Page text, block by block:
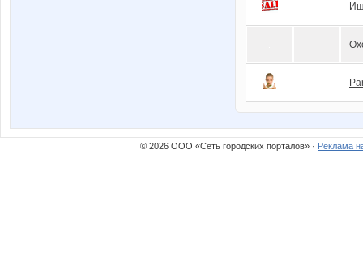
© 2026 ООО «Сеть городских порталов» · Реклама